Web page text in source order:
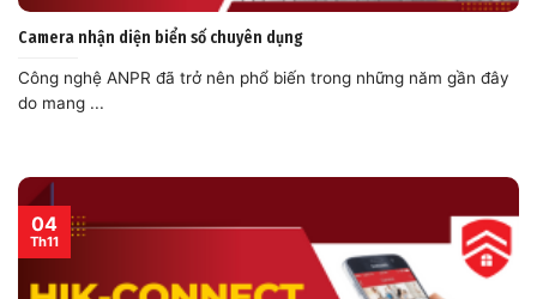
Camera nhận diện biển số chuyên dụng
Công nghệ ANPR đã trở nên phổ biến trong những năm gần đây
do mang ...
04
Th11